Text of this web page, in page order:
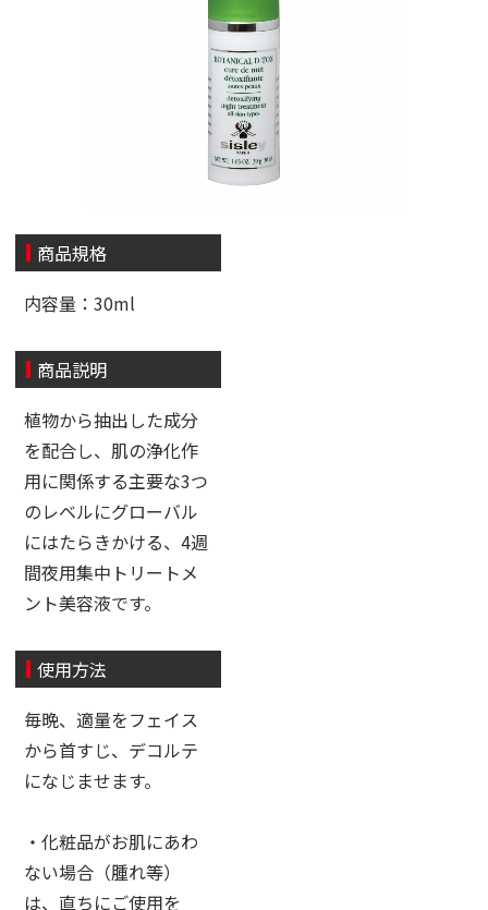
商品規格
内容量：30ml
商品説明
植物から抽出した成分
を配合し、肌の浄化作
用に関係する主要な3つ
のレベルにグローバル
にはたらきかける、4週
間夜用集中トリートメ
ント美容液です。
使用方法
毎晩、適量をフェイス
から首すじ、デコルテ
になじませます。
・化粧品がお肌にあわ
ない場合（腫れ等）
は、直ちにご使用を